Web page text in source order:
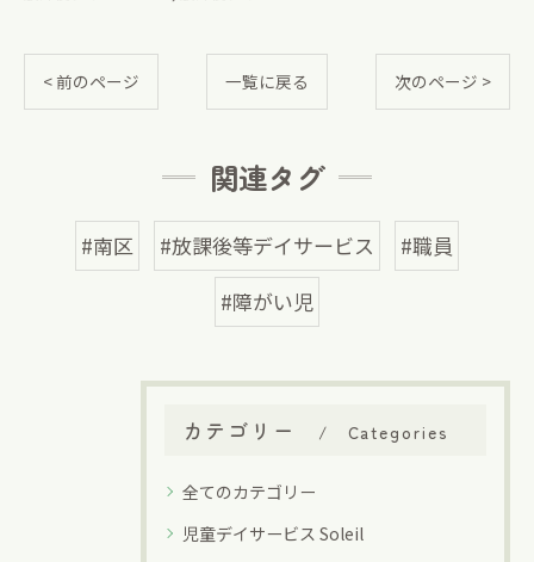
< 前のページ 一覧に戻る 次のページ >
関連タグ
#南区 #放課後等デイサービス
#職員
#障がい児
カテゴリー Categories
全てのカテゴリー
児童デイサービス Soleil